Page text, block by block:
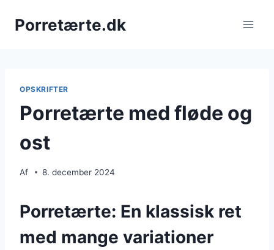
Porretærte.dk
OPSKRIFTER
Porretærte med fløde og
ost
Af 8. december 2024
Porretærte: En klassisk ret
med mange variationer